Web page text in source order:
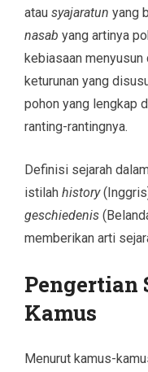
atau syajaratun yang
nasab yang artinya
kebiasaan
keturunan yang
pohon yang lengkap
ranting-rantingnya.
Definisi sejarah
istilah history
geschiedenis
memberikan arti
Pengertian
Kamus
Menurut kamus-